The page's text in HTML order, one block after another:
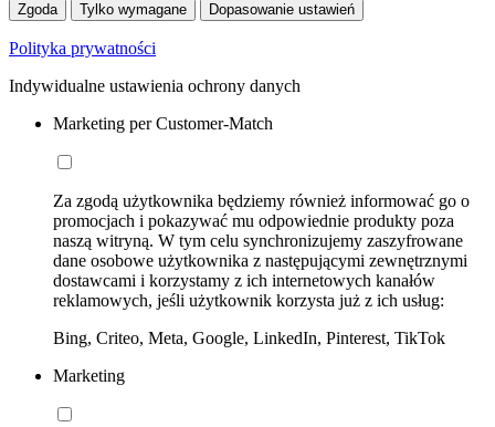
Zgoda Tylko wymagane Dopasowanie ustawień
Polityka prywatności
Indywidualne ustawienia ochrony danych
Marketing per Customer-Match
Za zgodą użytkownika będziemy również informować go o
promocjach i pokazywać mu odpowiednie produkty poza
naszą witryną. W tym celu synchronizujemy zaszyfrowane
dane osobowe użytkownika z następującymi zewnętrznymi
dostawcami i korzystamy z ich internetowych kanałów
reklamowych, jeśli użytkownik korzysta już z ich usług:
Bing, Criteo, Meta, Google, LinkedIn, Pinterest, TikTok
Marketing